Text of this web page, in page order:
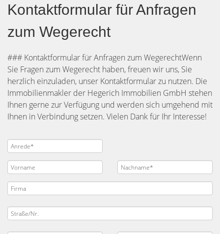
Kontaktformular für Anfragen
zum Wegerecht
### Kontaktformular für Anfragen zum WegerechtWenn
Sie Fragen zum Wegerecht haben, freuen wir uns, Sie
herzlich einzuladen, unser Kontaktformular zu nutzen. Die
Immobilienmakler der Hegerich Immobilien GmbH stehen
Ihnen gerne zur Verfügung und werden sich umgehend mit
Ihnen in Verbindung setzen. Vielen Dank für Ihr Interesse!